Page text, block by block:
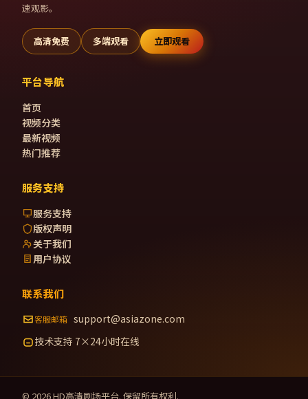
速观影。
高清免费 多端观看 立即观看
平台导航
首页
视频分类
最新视频
热门推荐
服务支持
服务支持
版权声明
关于我们
用户协议
联系我们
客服邮箱 support@asiazone.com
技术支持 7×24小时在线
© 2026HD高清剧场平台. 保留所有权利.